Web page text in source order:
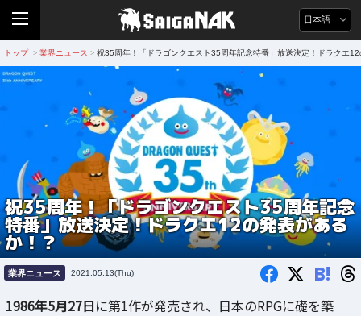
日本語
トップ > 業界ニュース > 祝35周年！「ドラゴンクエスト35周年記念特番」放送決定！ドラクエ
祝35周年！「ドラゴンクエスト35周年記念
特番」放送決定！ドラクエ12の発表がある
か！？
業界ニュース 2021.05.13(Thu) B!
1986年5月27日に第1作が発売され、日本のRPGに礎を築